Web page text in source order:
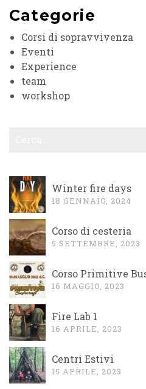
Categorie
Corsi di sopravvivenza
Eventi
Experience
team
workshop
Winter fire days
18 GENNAIO, 2024
Corso di cesteria
5 SETTEMBRE, 2023
Corso Primitive
16 MAGGIO, 2023
Fire Lab 1
16 APRILE, 2023
Centri Estivi
15 APRILE, 2023